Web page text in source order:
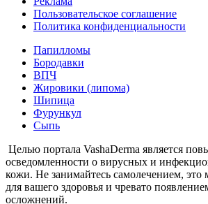
Пользовательское соглашение
Политика конфиденциальности
Папилломы
Бородавки
ВПЧ
Жировики (липома)
Шипица
Фурункул
Сыпь
Целью портала VashaDerma является
осведомленности о вирусных и
кожи. Не занимайтесь самолечением, это
для вашего здоровья и чревато
осложнений.